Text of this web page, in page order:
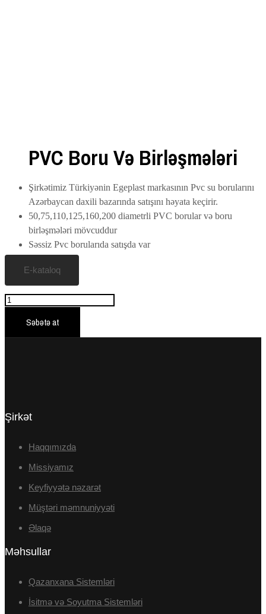
PVC Boru Və Birləşmələri
Şirkətimiz Türkiyənin Egeplast markasının Pvc su borularını
Azərbaycan daxili bazarında satışını həyata keçirir.
50,75,110,125,160,200 diametrli PVC borular və boru
birləşmələri mövcuddur
Səssiz Pvc borularıda satışda var
E-kataloq
Say
Səbətə at
Şirkət
Haqqımızda
Missiyamız
Keyfiyyətə nəzarət
Müştəri məmnuniyyəti
Əlaqə
Məhsullar
Qazanxana Sistemləri
İsitmə və Soyutma Sistemləri